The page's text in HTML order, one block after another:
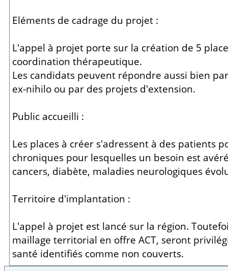
Eléments de cadrage du projet :
L'appel à projet porte sur la création de 5
coordination thérapeutique.
Les candidats peuvent répondre aussi bien
ex-nihilo ou par des projets d'extension.
Public accueilli :
Les places à créer s'adressent à des patients
chroniques pour lesquelles un besoin est
cancers, diabète, maladies neurologiques
Territoire d'implantation :
L'appel à projet est lancé sur la région.
maillage territorial en offre ACT, seront
santé identifiés comme non couverts.